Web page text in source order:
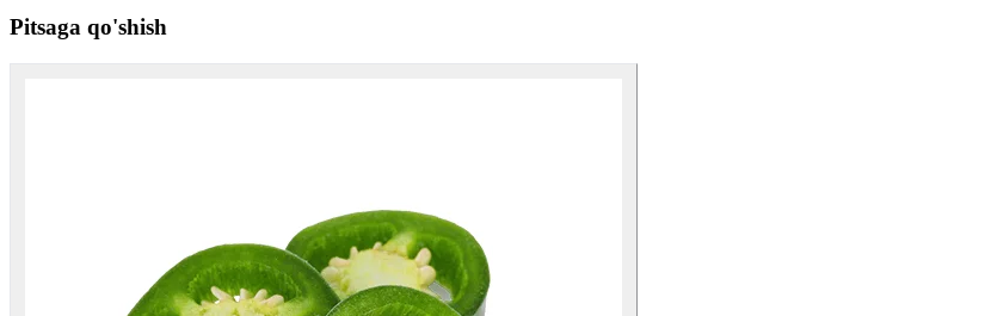
Pitsaga qo'shish